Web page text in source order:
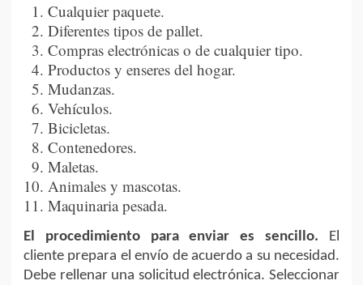
Cualquier paquete.
Diferentes tipos de pallet.
Compras electrónicas o de cualquier tipo.
Productos y enseres del hogar.
Mudanzas.
Vehículos.
Bicicletas.
Contenedores.
Maletas.
Animales y mascotas.
Maquinaria pesada.
El procedimiento para enviar es sencillo. El
cliente prepara el envío de acuerdo a su necesidad.
Debe rellenar una solicitud electrónica. Seleccionar